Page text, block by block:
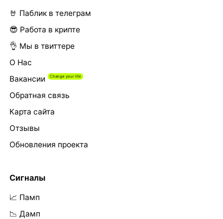
🤘 Паблик в телеграм
😎 Работа в крипте
👌 Мы в твиттере
О Нас
Вакансии
Обратная связь
Карта сайта
Отзывы
Обновления проекта
Сигналы
📈 Памп
📉 Дамп